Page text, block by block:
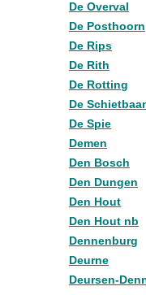
De Overval
De Posthoorn
De Rips
De Rith
De Rotting
De
De Spie
Demen
Den Bosch
Den Dungen
Den Hout
Den Hout nb
Dennenburg
Deurne
Deursen-